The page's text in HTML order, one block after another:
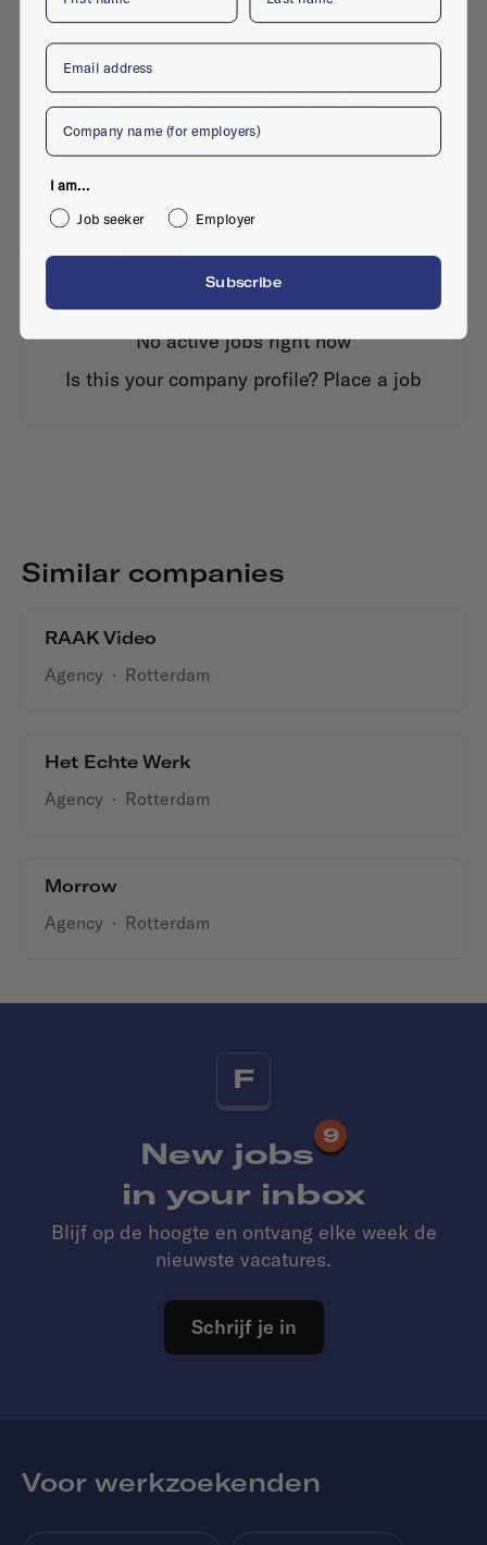
Westblaak 175, 3012 KJ, Rotterdam
Active jobs
No active jobs right now
Is this your company profile? Place a job
Similar companies
RAAK Video
Agency · Rotterdam
Het Echte Werk
Agency · Rotterdam
Morrow
Agency · Rotterdam
F
New jobs
9
in your inbox
Blijf op de hoogte en ontvang elke week de
nieuwste vacatures.
Schrijf je in
Voor werkzoekenden
Email
Company
I am...
Job seeker
Employer
Subscribe